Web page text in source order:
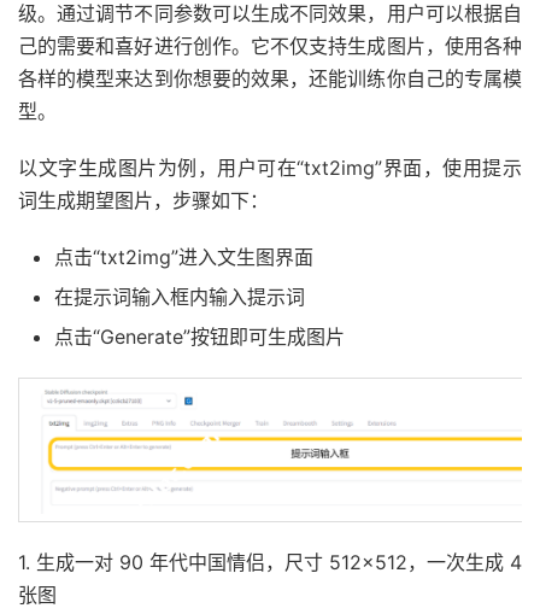
级。通过调节不同参数可以生成不同效果，用户可以根据自
己的需要和喜好进行创作。它不仅支持生成图片，使用各种
各样的模型来达到你想要的效果，还能训练你自己的专属模
型。
以文字生成图片为例，用户可在“txt2img”界面，使用提示
词生成期望图片，步骤如下：
点击“txt2img”进入文生图界面
在提示词输入框内输入提示词
点击“Generate”按钮即可生成图片
1. 生成一对 90 年代中国情侣，尺寸 512×512，一次生成 4
张图